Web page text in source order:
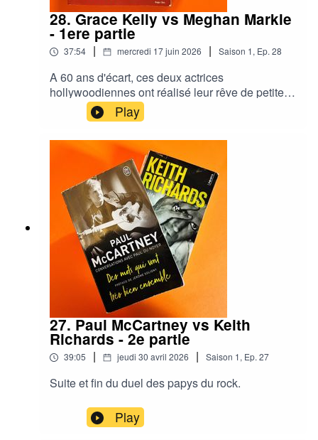
28. Grace Kelly vs Meghan Markle
- 1ere partie
37:54 | mercredi 17 juin 2026 | Saison 1, Ep. 28
A 60 ans d'écart, ces deux actrices
hollywoodiennes ont réalisé leur rêve de petite
fille : épouser un prince. Pour le meilleur et
surtout pour le pire...
Play
27. Paul McCartney vs Keith
Richards - 2e partie
39:05 | jeudi 30 avril 2026 | Saison 1, Ep.27
Suite et fin du duel des papys du rock.
Play